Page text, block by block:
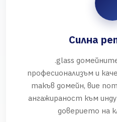
Силна
.glass
професионализъм и
такъв домейн, вие
ангажираност към
доверието на